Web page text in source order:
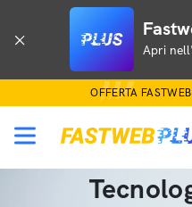
Apri
OFFERTA